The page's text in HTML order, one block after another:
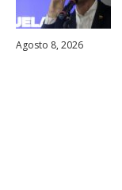
Agosto 8, 2026